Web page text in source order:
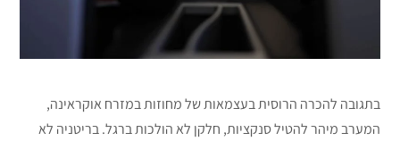
בתגובה להכרה הרוסית בעצמאות של מחוזות במזרח אוקראינה,
המערב מיהר להטיל סנקציות, חלקן לא הולכות ברגל. בריטניה לא